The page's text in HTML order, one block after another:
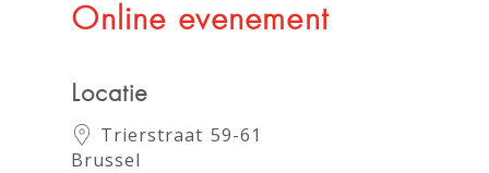
Online evenement
Locatie
Trierstraat 59-61
Brussel